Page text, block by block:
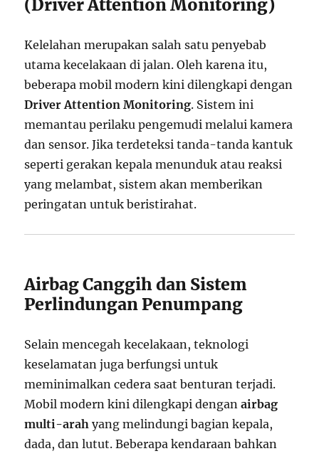
(Driver Attention Monitoring)
Kelelahan merupakan salah satu penyebab
utama kecelakaan di jalan. Oleh karena itu,
beberapa mobil modern kini dilengkapi dengan
Driver Attention Monitoring. Sistem ini
memantau perilaku pengemudi melalui kamera
dan sensor. Jika terdeteksi tanda-tanda kantuk
seperti gerakan kepala menunduk atau reaksi
yang melambat, sistem akan memberikan
peringatan untuk beristirahat.
Airbag Canggih dan Sistem
Perlindungan Penumpang
Selain mencegah kecelakaan, teknologi
keselamatan juga berfungsi untuk
meminimalkan cedera saat benturan terjadi.
Mobil modern kini dilengkapi denganairbag
multi-arah yang melindungi bagian kepala,
dada, dan lutut. Beberapa kendaraan bahkan